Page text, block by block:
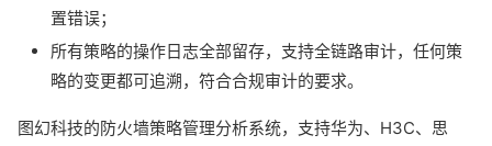
置错误；
所有策略的操作日志全部留存，支持全链路审计，任何策
略的变更都可追溯，符合合规审计的要求。
图幻科技的防火墙策略管理分析系统，支持华为、H3C、思